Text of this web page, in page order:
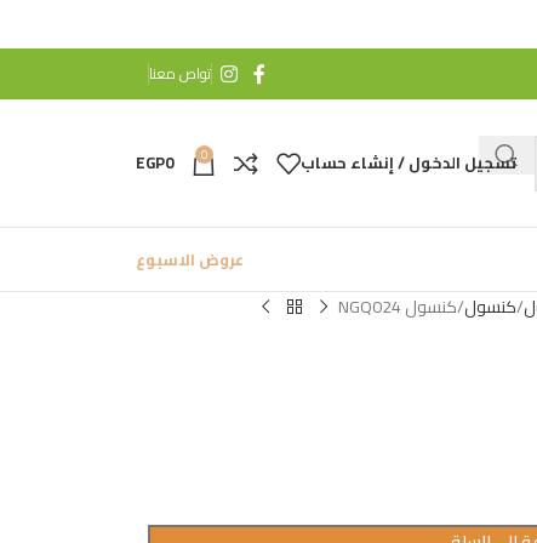
تواص معنا
تسجيل الدخول / إنشاء حساب 0
EGP0
عروض الاسبوع
كنسول كنسول NGQ024